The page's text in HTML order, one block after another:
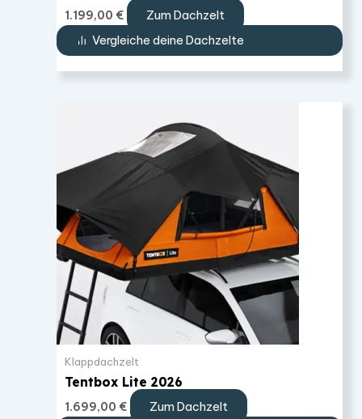
1.199,00 €
Zum Dachzelt
Vergleiche deine Dachzelte
Klappdachzelt
Tentbox Lite 2026
1.699,00 € Zum Dachzelt